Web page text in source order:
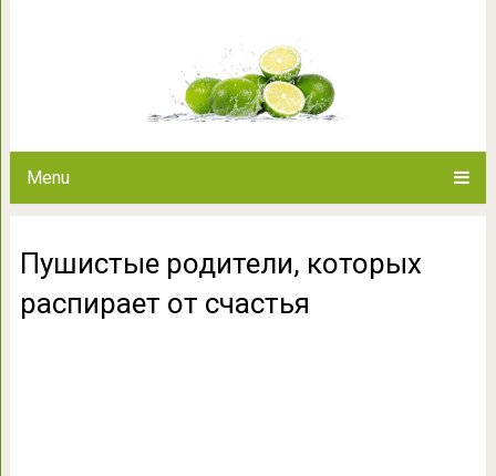
Menu
Пушистые родители, которых
распирает от счастья